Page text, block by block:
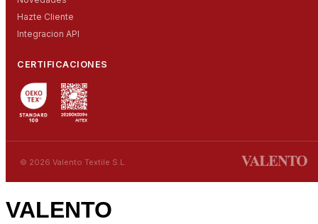
Hazte Cliente
Integracion API
CERTIFICACIONES
© 2026 Valento Textile S.L.
VALENTO